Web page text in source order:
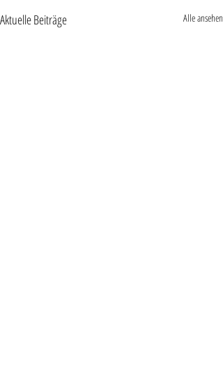
Aktuelle Beiträge Alle ansehen